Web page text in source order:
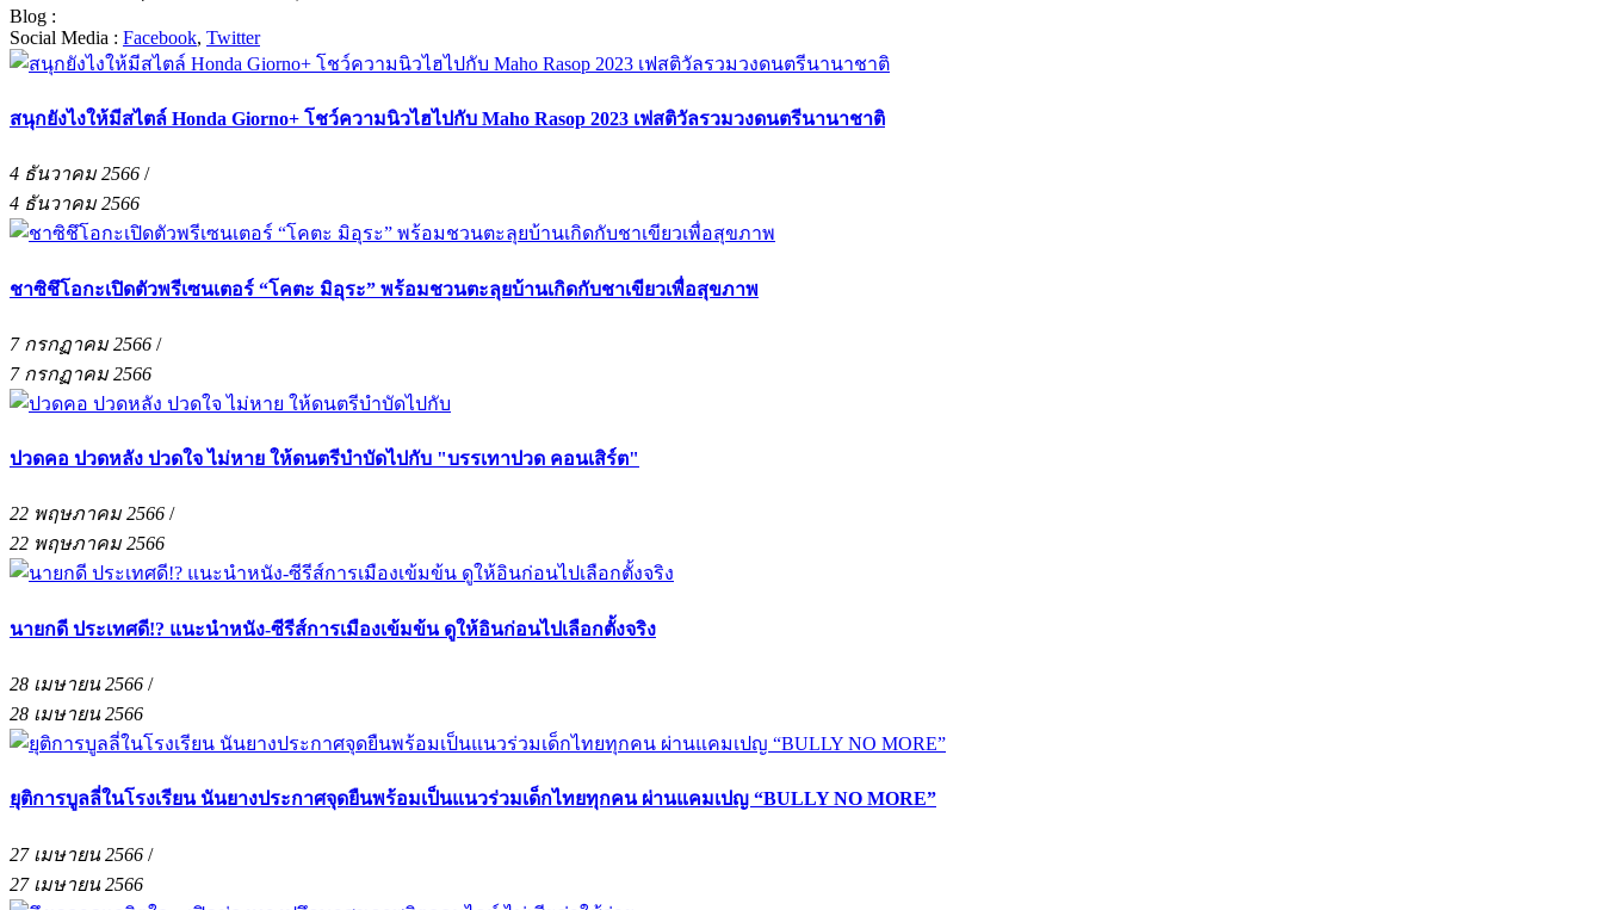
Blog :
Social Media : Facebook, Twitter
สนุกยังไงให้มีสไตล์ Honda Giorno+ โชว์ความนิวไฮไปกับ Maho Rasop 2023 เฟสติวัลรวมวงดนตรีนานาชาติ
4 ธันวาคม 2566 /
4 ธันวาคม 2566
ชาซิชึโอกะเปิดตัวพรีเซนเตอร์ “โคตะ มิอุระ” พร้อมชวนตะลุยบ้านเกิดกับชาเขียวเพื่อสุขภาพ
7 กรกฏาคม 2566 /
7 กรกฏาคม 2566
ปวดคอ ปวดหลัง ปวดใจ ไม่หาย ให้ดนตรีบำบัดไปกับ "บรรเทาปวด คอนเสิร์ต"
22 พฤษภาคม 2566 /
22 พฤษภาคม 2566
นายกดี ประเทศดี!? แนะนำหนัง-ซีรีส์การเมืองเข้มข้น ดูให้อินก่อนไปเลือกตั้งจริง
28 เมษายน 2566 /
28 เมษายน 2566
ยุติการบูลลี่ในโรงเรียน นันยางประกาศจุดยืนพร้อมเป็นแนวร่วมเด็กไทยทุกคน ผ่านแคมเปญ “BULLY NO MORE”
27 เมษายน 2566 /
27 เมษายน 2566